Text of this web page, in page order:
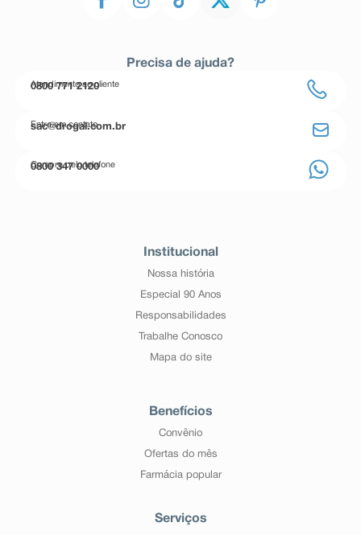
Precisa de ajuda?
Atendimento ao cliente
0800 771 2120
Entre em contato
sac@drogal.com.br
Compre pelo telefone
0800 347 0000
Institucional
Nossa história
Especial 90 Anos
Responsabilidades
Trabalhe Conosco
Mapa do site
Benefícios
Convênio
Ofertas do mês
Farmácia popular
Serviços